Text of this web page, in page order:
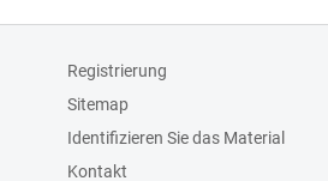
Registrierung
Sitemap
Identifizieren Sie das Material
Kontakt